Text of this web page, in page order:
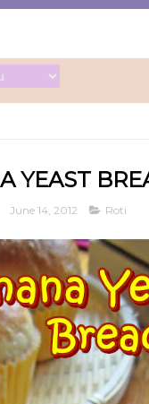
YEAST
June 14, 2012 Roti